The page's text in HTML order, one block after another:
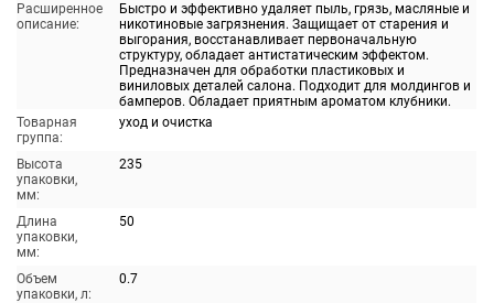
Расширенное
описание:
Быстро и эффективно удаляет пыль, грязь, масляные и
никотиновые загрязнения. Защищает от старения и
выгорания, восстанавливает первоначальную
структуру, обладает антистатическим эффектом.
Предназначен для обработки пластиковых и
виниловых деталей салона. Подходит для молдингов и
бамперов. Обладает приятным ароматом клубники.
Товарная
группа:
уход и очистка
Высота
упаковки,
мм:
235
Длина
упаковки,
мм:
50
Объем
упаковки, л:
0.7